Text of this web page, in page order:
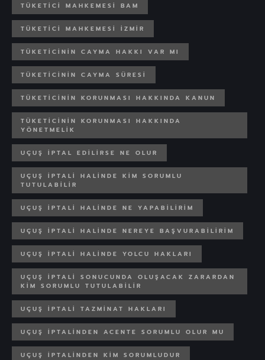
TÜKETICI MAHKEMESI BAM
TÜKETICI MAHKEMESI IZMIR
TÜKETICININ CAYMA HAKKI VAR MI
TÜKETICININ CAYMA SÜRESI
TÜKETICININ KORUNMASI HAKKINDA KANUN
TÜKETICININ KORUNMASI HAKKINDA
YÖNETMELIK
UÇUŞ IPTAL EDILIRSE NE OLUR
UÇUŞ IPTALI HALINDE KIM SORUMLU
TUTULABILIR
UÇUŞ IPTALI HALINDE NE YAPABILIRIM
UÇUŞ IPTALI HALINDE NEREYE BAŞVURABILIRIM
UÇUŞ IPTALI HALINDE YOLCU HAKLARI
UÇUŞ IPTALI SONUCUNDA OLUŞACAK ZARARDAN
KIM SORUMLU TUTULABILIR
UÇUŞ IPTALI TAZMINAT HAKLARI
UÇUŞ IPTALINDEN ACENTE SORUMLU OLUR MU
UÇUŞ IPTALINDEN KIM SORUMLUDUR